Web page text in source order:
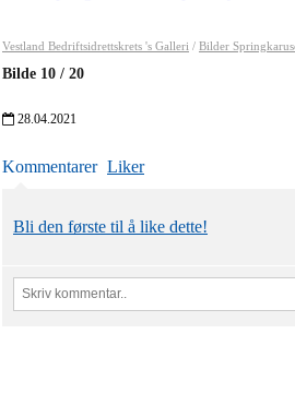
Vestland Bedriftsidrettskrets 's Galleri / Bilder
Bilde 10 / 20
28.04.2021
Kommentarer Liker
Bli den første til å like dette!